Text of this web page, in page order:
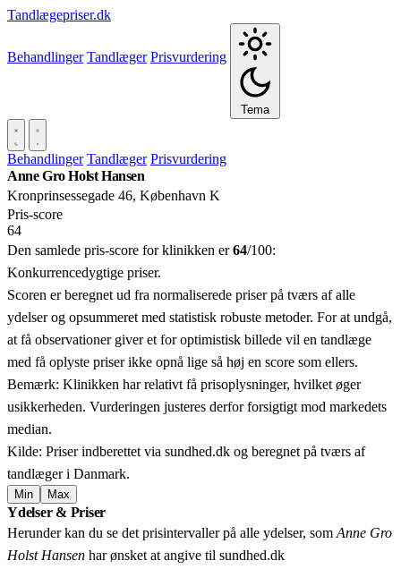
Tandlægepriser.dk
Behandlinger Tandlæger Prisvurdering
Tema
Behandlinger Tandlæger Prisvurdering
Anne Gro Holst Hansen
Kronprinsessegade 46, København K
Pris‑score
64
Den samlede pris-score for klinikken er64/100:
Konkurrencedygtige priser.
Scoren er beregnet ud fra normaliserede priser på tværs af alle
ydelser og opsummeret med statistisk robuste metoder. For at undgå,
at få observationer giver et for optimistisk billede vil en tandlæge
med få oplyste priser ikke opnå lige så høj en score som ellers.
Bemærk: Klinikken har relativt få prisoplysninger, hvilket øger
usikkerheden. Vurderingen justeres derfor forsigtigt mod markedets
median.
Kilde: Priser indberettet via sundhed.dk og beregnet på tværs af
tandlæger i Danmark.
Min Max
+
−
Ydelser & Priser
Herunder kan du se det prisintervaller på alle ydelser, som Anne Gro
Holst Hansen har ønsket at angive til sundhed.dk